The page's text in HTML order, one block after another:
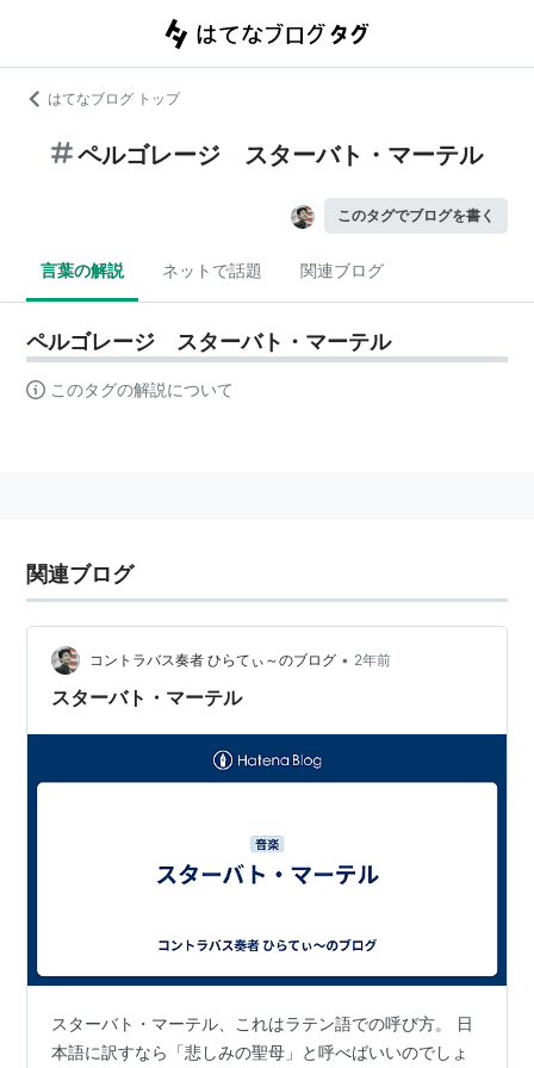
はてなブログ トップ
ペルゴレージ スターバト・マーテル
このタグでブログを書く
言葉の解説 ネットで話題 関連ブログ
ペルゴレージ スターバト・マーテル
このタグの解説について
関連ブログ
コントラバス奏者 ひらてぃ～のブログ • 2年前
スターバト・マーテル
スターバト・マーテル、これはラテン語での呼び方。 日
本語に訳すなら「悲しみの聖母」と呼べばいいのでしょ